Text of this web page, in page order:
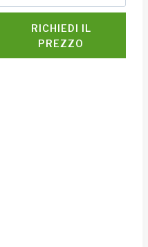
RICHIEDI IL
PREZZO